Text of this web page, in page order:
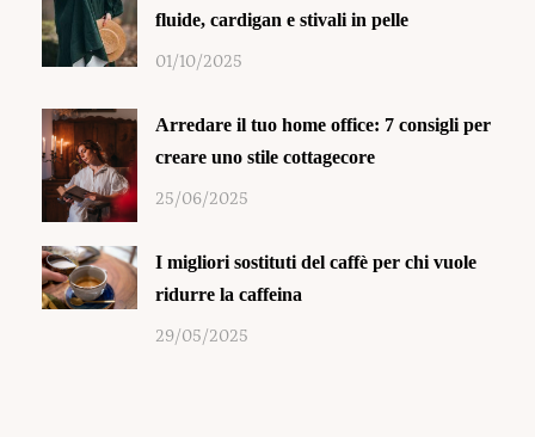
fluide, cardigan e stivali in pelle
01/10/2025
Arredare il tuo home office: 7 consigli per
creare uno stile cottagecore
25/06/2025
I migliori sostituti del caffè per chi vuole
ridurre la caffeina
29/05/2025